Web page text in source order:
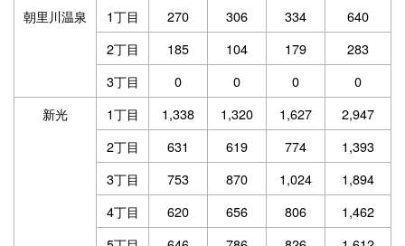
朝里川温泉
1丁目 270 306 334
640
2丁目
185 104 179
283
3丁目
0 0 0
0
新光
1丁目 1,338 1,320 1,627
2,947
2丁目
631 619 774
1,393
3丁目
753 870 1,024
1,894
4丁目
620 656 806
1,462